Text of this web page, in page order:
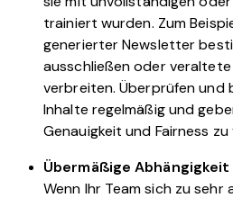
trainiert wurden. Zum
generierter Newsletter
ausschließen oder
verbreiten. Überprüfen und
Inhalte regelmäßig und
Genauigkeit und Fairness zu
Übermäßige
Wenn Ihr Team sich zu sehr